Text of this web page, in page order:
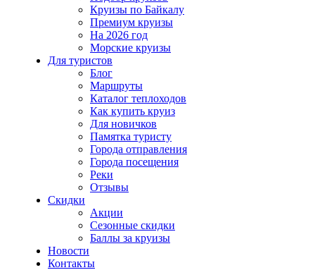
Круизы по Байкалу
Премиум круизы
На 2026 год
Морские круизы
Для туристов
Блог
Маршруты
Каталог теплоходов
Как купить круиз
Для новичков
Памятка туристу
Города отправления
Города посещения
Реки
Отзывы
Скидки
Акции
Сезонные скидки
Баллы за круизы
Новости
Контакты